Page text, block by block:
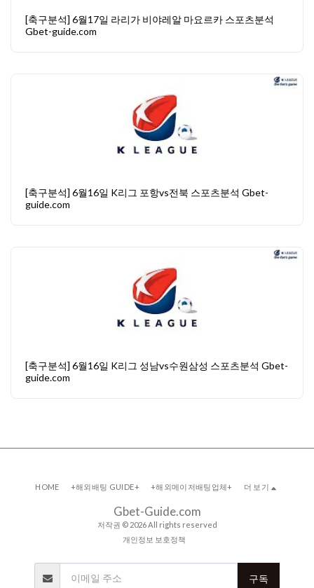
[축구분석] 6월17일 라리가 비야레알 마요르카 스포츠분석
Gbet-guide.com
[축구분석] 6월16일 K리그 포항vs전북 스포츠분석 Gbet-
guide.com
[축구분석] 6월16일 K리그 성남vs수원삼성 스포츠분석 Gbet-
guide.com
Gbet-Guide.com
저작권 © 2026 All rights reserved
개인정보 보호정책
HOME +해외배팅 GUIDE+ +해외메이저배팅업체+ 더 보기
구독